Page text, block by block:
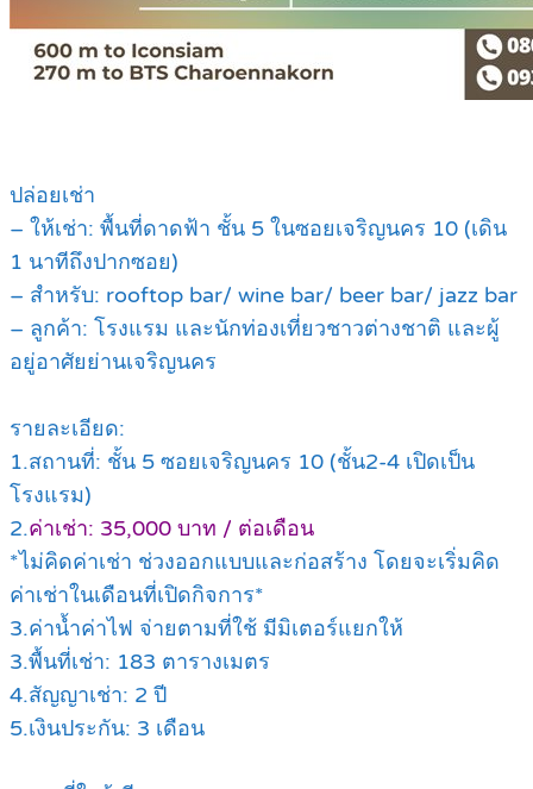
ปล่อยเช่า
– ให้เช่า: พื้นที่ดาดฟ้า ชั้น 5 ในซอยเจริญนคร 10 (เดิน
1 นาทีถึงปากซอย)
– สำหรับ: rooftop bar/ wine bar/ beer bar/ jazz bar
– ลูกค้า: โรงแรม และนักท่องเที่ยวชาวต่างชาติ และผู้
อยู่อาศัยย่านเจริญนคร
รายละเอียด:
1.สถานที่: ชั้น 5 ซอยเจริญนคร 10 (ชั้น2-4 เปิดเป็น
โรงแรม)
2.ค่าเช่า: 35,000 บาท / ต่อเดือน
*ไม่คิดค่าเช่า ช่วงออกแบบและก่อสร้าง โดยจะเริ่มคิด
ค่าเช่าในเดือนที่เปิดกิจการ*
3.ค่าน้ำค่าไฟ จ่ายตามที่ใช้ มีมิเตอร์แยกให้
3.พื้นที่เช่า: 183 ตารางเมตร
4.สัญญาเช่า: 2 ปี
5.เงินประกัน: 3 เดือน